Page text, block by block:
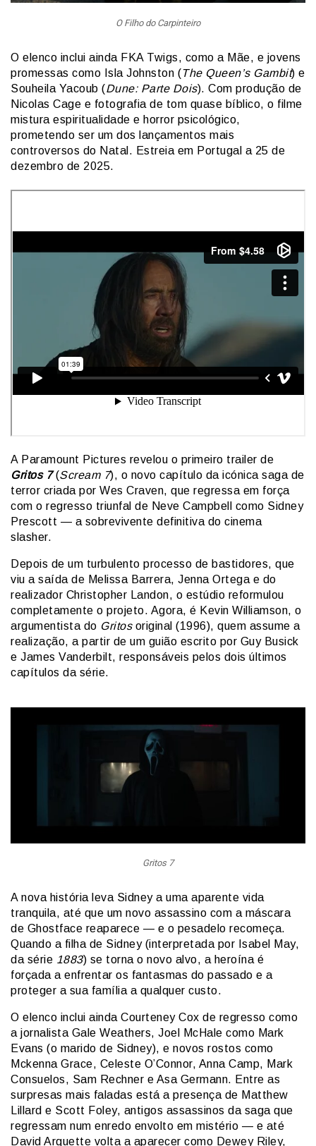
O Filho do Carpinteiro
O elenco inclui ainda FKA Twigs, como a Mãe, e jovens
promessas como Isla Johnston (The Queen’s Gambit) e
Souheila Yacoub (Dune: Parte Dois). Com produção de
Nicolas Cage e fotografia de tom quase bíblico, o filme
mistura espiritualidade e horror psicológico,
prometendo ser um dos lançamentos mais
controversos do Natal. Estreia em Portugal a 25 de
dezembro de 2025.
A Paramount Pictures revelou o primeiro trailer de
Gritos 7(Scream 7), o novo capítulo da icónica saga de
terror criada por Wes Craven, que regressa em força
com o regresso triunfal de Neve Campbell como Sidney
Prescott — a sobrevivente definitiva do cinema
slasher.
Depois de um turbulento processo de bastidores, que
viu a saída de Melissa Barrera, Jenna Ortega e do
realizador Christopher Landon, o estúdio reformulou
completamente o projeto. Agora, é Kevin Williamson, o
argumentista do Gritosoriginal (1996), quem assume a
realização, a partir de um guião escrito por Guy Busick
e James Vanderbilt, responsáveis pelos dois últimos
capítulos da série.
Gritos 7
A nova história leva Sidney a uma aparente vida
tranquila, até que um novo assassino com a máscara
de Ghostface reaparece — e o pesadelo recomeça.
Quando a filha de Sidney (interpretada por Isabel May,
da série 1883) se torna o novo alvo, a heroína é
forçada a enfrentar os fantasmas do passado e a
proteger a sua família a qualquer custo.
O elenco inclui ainda Courteney Cox de regresso como
a jornalista Gale Weathers, Joel McHale como Mark
Evans (o marido de Sidney), e novos rostos como
Mckenna Grace, Celeste O’Connor, Anna Camp, Mark
Consuelos, Sam Rechner e Asa Germann. Entre as
surpresas mais faladas está a presença de Matthew
Lillard e Scott Foley, antigos assassinos da saga que
regressam num enredo envolto em mistério — e até
David Arquette volta a aparecer como Dewey Riley,